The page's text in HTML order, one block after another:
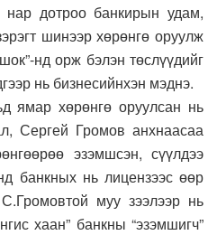
нар дотроо банкирын удам,
шинээр хөрөнгө оруулж
нд орж бэлэн төслүүдийг
нь бизнесийнхэн мэднэ.
ямар хөрөнгө оруулсан нь
Сергей Громов анхнаасаа
эзэмшсэн, сүүлдээ
банкных нь лицензээс өөр
муу зээлээр нь
хаан” банкны “эзэмшигч”